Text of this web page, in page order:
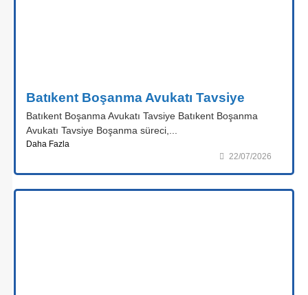
Batıkent Boşanma Avukatı Tavsiye
Batıkent Boşanma Avukatı Tavsiye Batıkent Boşanma
Avukatı Tavsiye Boşanma süreci,...
Daha Fazla
22/07/2026